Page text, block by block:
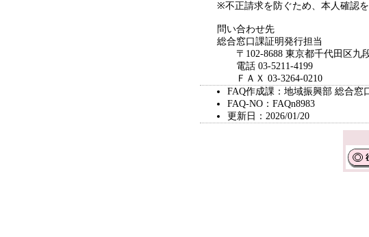
※不正請求を防ぐため、本人確認
問い合わせ先
総合窓口課証明発行担当
〒102-8688 東京都千代田区九
電話 03-5211-4199
ＦＡＸ 03-3264-0210
FAQ作成課：地域振興部 総合窓
FAQ-NO：FAQn8983
更新日：2026/01/20